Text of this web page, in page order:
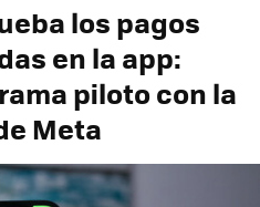
los pagos
en la app:
piloto con la
Meta